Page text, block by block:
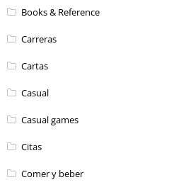
Books & Reference
Carreras
Cartas
Casual
Casual games
Citas
Comer y beber